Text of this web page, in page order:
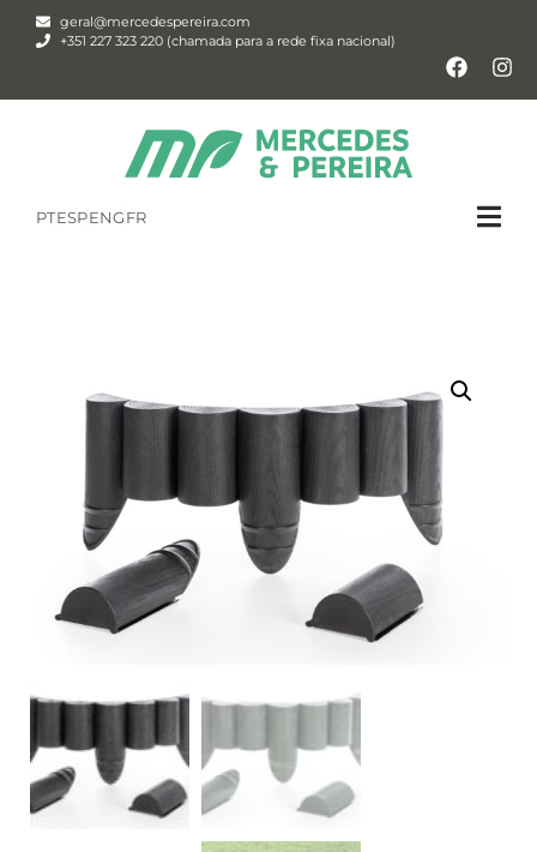
geral@mercedespereira.com
+351 227 323 220 (chamada para a rede fixa nacional)
PTESPENGFR